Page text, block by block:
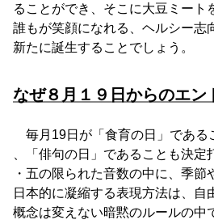
ることができ、そこに大豆ミート
誰もが笑顔になれる、ヘルシー志
新たに誕生することでしょう。
なぜ８月１９日からのエン
毎月19日が「食育の日」である
、「俳句の日」であることも決
・五の限られた音数の中に、季
日本的に凝縮する表現方法は、自
概念は変えない暗黙のルールの中